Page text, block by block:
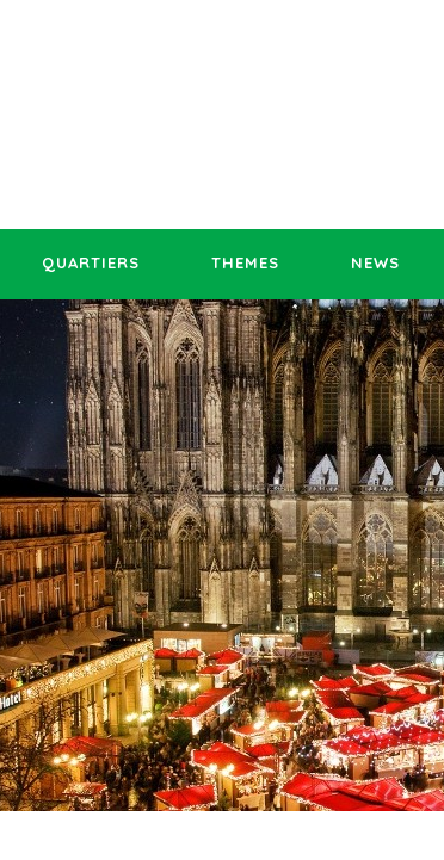
QUARTIERS THEMES NEWS